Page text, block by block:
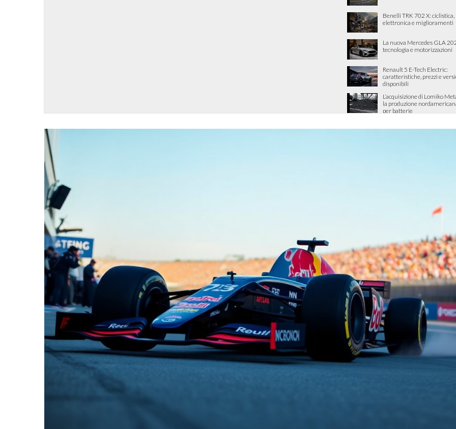
Benelli TRK 702 X:
elettronica e miglioramenti
La nuova Mercedes GLA
tecnologia e motorizzazioni
Renault 5 E-Tech Electric:
caratteristiche, prezzi e
disponibili
L’acquisizione di Lomiko
la produzione
per batterie